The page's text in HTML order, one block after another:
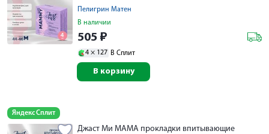
Пелигрин Матен
В наличии
505 ₽
4 × 127 В Сплит
В корзину
Яндекс Сплит
Джаст Ми МАМА прокладки впитывающие